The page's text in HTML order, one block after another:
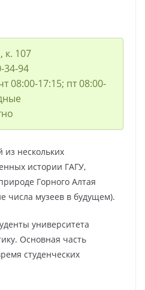
к. 107
34-94
08:00-17:15; пт 08:00-
из нескольких
истории ГАГУ,
Горного Алтая
числа музеев в будущем).
университета
Основная часть
студенческих